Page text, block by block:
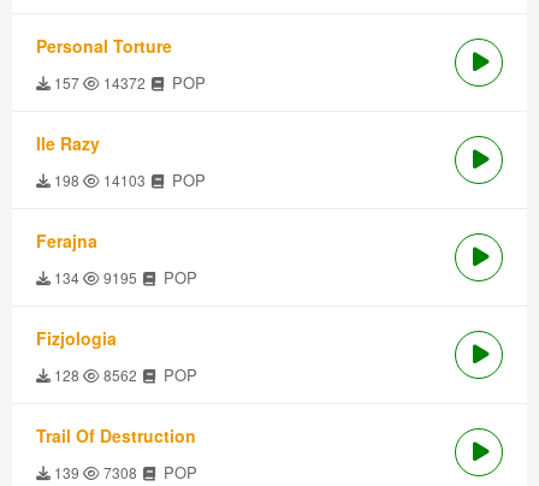
Personal Torture
157 14372 POP
Ile Razy
198 14103 POP
Ferajna
134 9195 POP
Fizjologia
128 8562 POP
Trail Of Destruction
139 7308 POP